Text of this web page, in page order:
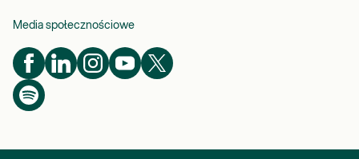
Media społecznościowe